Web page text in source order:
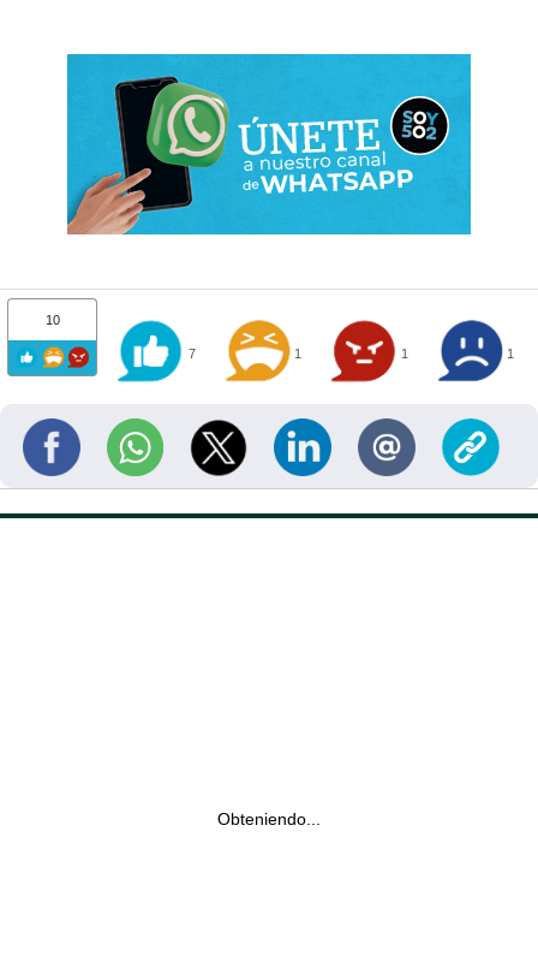
10
7 1 1 1
Obteniendo...